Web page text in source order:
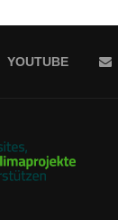
YOUTUBE